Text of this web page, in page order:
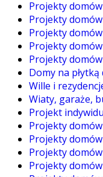
Projekty
Projekty
Projekty
Projekty
Projekty
Domy na płytką
Wille i
Wiaty, garaże,
Projekt
Projekty
Projekty
Projekty
Projekty